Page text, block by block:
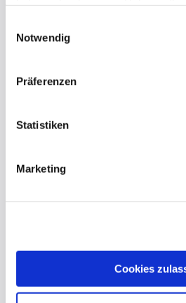
Notwendig
Präferenzen
Statistiken
Marketing
Cookies
Mehr